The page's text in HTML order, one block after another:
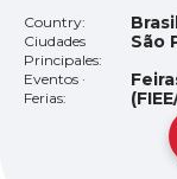
Country:
Ciudades
Principales:
São
Eventos ·
Ferias: